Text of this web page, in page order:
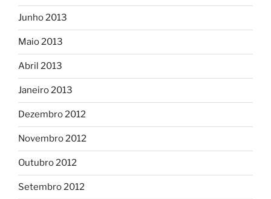
Junho 2013
Maio 2013
Abril 2013
Janeiro 2013
Dezembro 2012
Novembro 2012
Outubro 2012
Setembro 2012